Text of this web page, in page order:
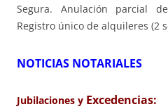
Segura. Anulación parcial
Registro único de alquileres (2
NOTICIAS NOTARIALES
Jubilaciones y Excedencias: